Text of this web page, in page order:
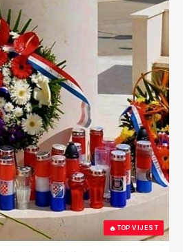
🔥TOP VIJEST